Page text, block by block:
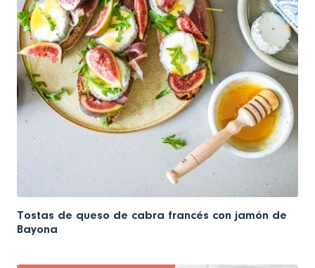
Tostas de queso de cabra francés con jamón de
Bayona